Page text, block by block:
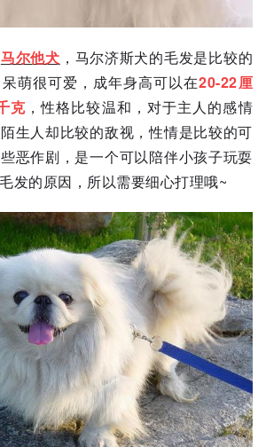
马尔他犬 ，马尔济斯犬的毛发是比较的
萌很可爱，成年身高可以在20-22厘
克，性格比较温和，对于主人的感情
生人却比较的敌视，性情是比较的可
恶作剧，是一个可以陪伴小孩子玩耍
发的原因，所以需要细心打理哦~